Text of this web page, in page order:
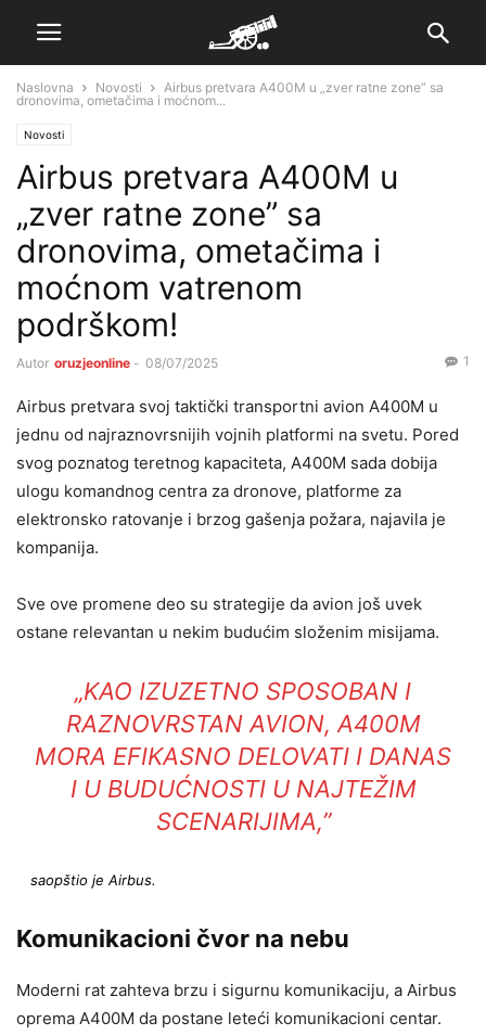
Naslovna Novosti
Airbus pretvara A400M u „zver ratne zone” sa
dronovima, ometačima i moćnom...
Novosti
Airbus pretvara A400M u
„zver ratne zone” sa
dronovima, ometačima i
moćnom vatrenom
podrškom!
Autor oruzjeonline - 08/07/2025 1
Airbus pretvara svoj taktički transportni avion A400M u
jednu od najraznovrsnijih vojnih platformi na svetu. Pored
svog poznatog teretnog kapaciteta, A400M sada dobija
ulogu komandnog centra za dronove, platforme za
elektronsko ratovanje i brzog gašenja požara, najavila je
kompanija.
Sve ove promene deo su strategije da avion još uvek
ostane relevantan u nekim budućim složenim misijama.
„KAO IZUZETNO SPOSOBAN I
RAZNOVRSTAN AVION, A400M
MORA EFIKASNO DELOVATI I DANAS
I U BUDUĆNOSTI U NAJTEŽIM
SCENARIJIMA,”
saopštio je Airbus.
Komunikacioni čvor na nebu
Moderni rat zahteva brzu i sigurnu komunikaciju, a Airbus
oprema A400M da postane leteći komunikacioni centar.